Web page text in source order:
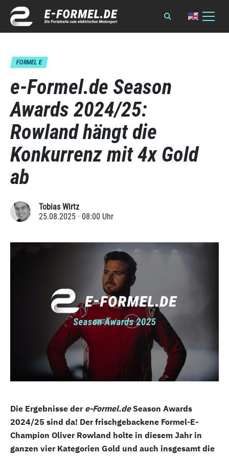
FORMEL E
e-Formel.de Season
Awards 2024/25:
Rowland hängt die
Konkurrenz mit 4x Gold
ab
Tobias Wirtz
25.08.2025 · 08:00 Uhr
Die Ergebnisse der e-Formel.deSeason Awards
2024/25 sind da! Der frischgebackene Formel-E-
Champion Oliver Rowland holte in diesem Jahr in
ganzen vier Kategorien Gold und auch insgesamt die